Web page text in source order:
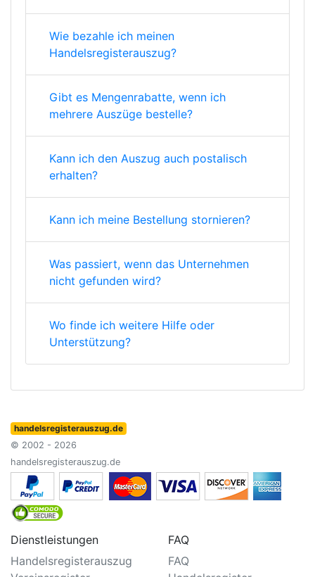
Wie bezahle ich meinen
Handelsregisterauszug?
Gibt es Mengenrabatte, wenn ich
mehrere Auszüge bestelle?
Kann ich den Auszug auch postalisch
erhalten?
Kann ich meine Bestellung stornieren?
Was passiert, wenn das Unternehmen
nicht gefunden wird?
Wo finde ich weitere Hilfe oder
Unterstützung?
handelsregisterauszug.de
© 2002 - 2026
handelsregisterauszug.de
Dienstleistungen
Handelsregisterauszug
FAQ
FAQ